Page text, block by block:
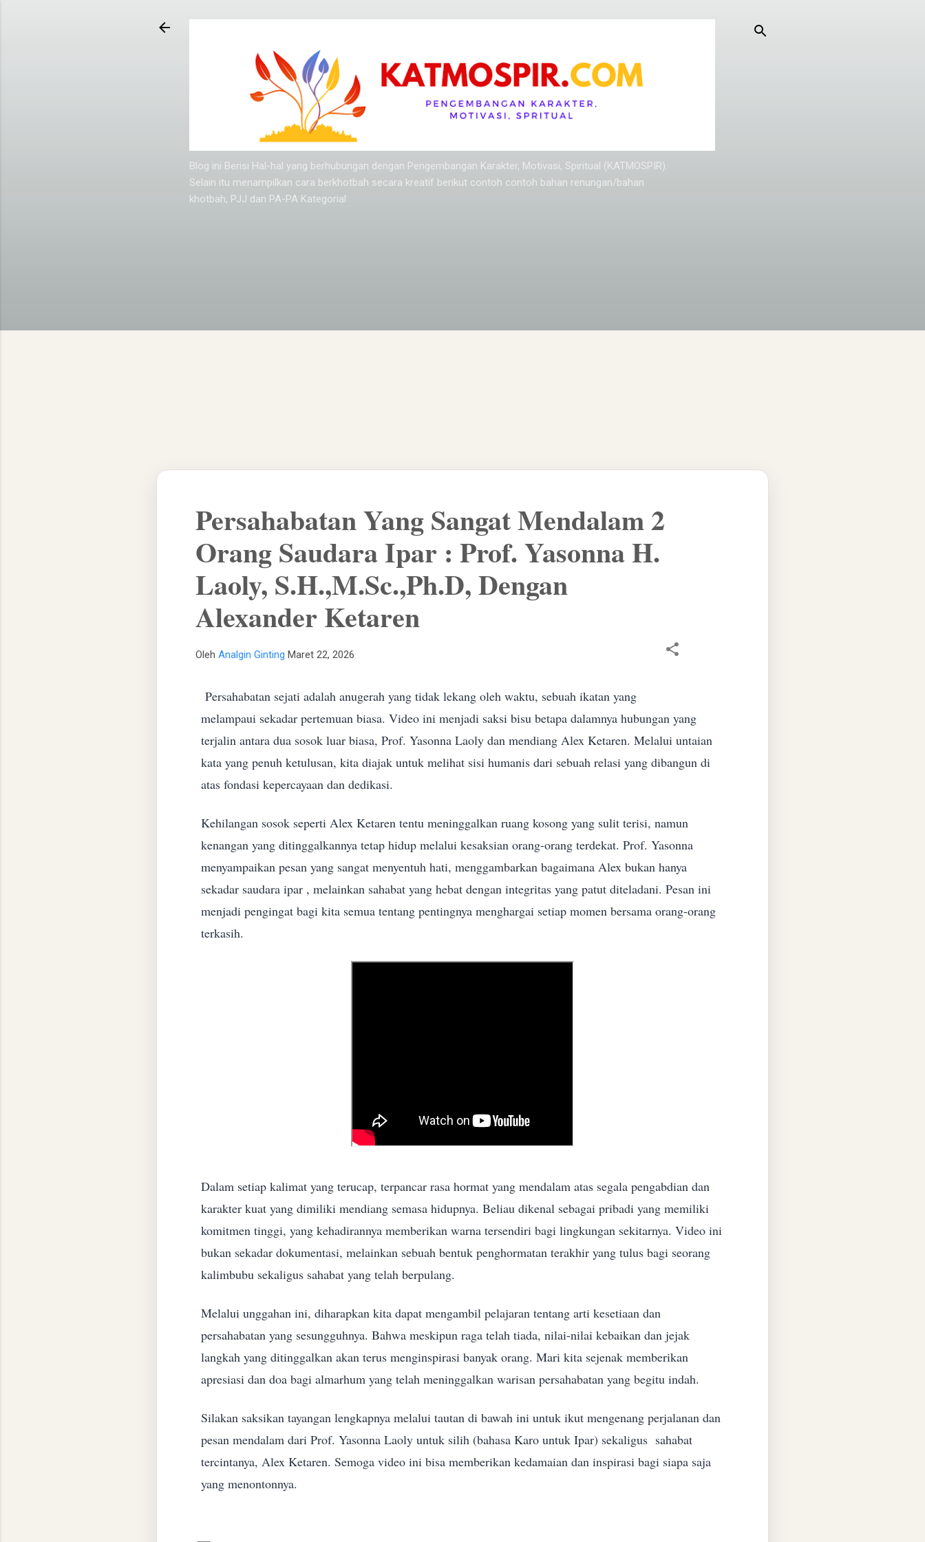
Langsung ke konten utama
Blog ini Berisi Hal-hal yang berhubungan dengan Pengembangan Karakter, Motivasi, Spiritual (KATMOSPIR).
Selain itu menampilkan cara berkhotbah secara kreatif berikut contoh contoh bahan renungan/bahan
khotbah, PJJ dan PA-PA Kategorial
Persahabatan Yang Sangat Mendalam 2
Orang Saudara Ipar : Prof. Yasonna H.
Laoly, S.H.,M.Sc.,Ph.D, Dengan
Alexander Ketaren
Oleh Analgin Ginting Maret 22, 2026
Persahabatan sejati adalah anugerah yang tidak lekang oleh waktu, sebuah ikatan yang
melampaui sekadar pertemuan biasa. Video ini menjadi saksi bisu betapa dalamnya hubungan yang
terjalin antara dua sosok luar biasa, Prof. Yasonna Laoly dan mendiang Alex Ketaren. Melalui untaian
kata yang penuh ketulusan, kita diajak untuk melihat sisi humanis dari sebuah relasi yang dibangun di
atas fondasi kepercayaan dan dedikasi.
​Kehilangan sosok seperti Alex Ketaren tentu meninggalkan ruang kosong yang sulit terisi, namun
kenangan yang ditinggalkannya tetap hidup melalui kesaksian orang-orang terdekat. Prof. Yasonna
menyampaikan pesan yang sangat menyentuh hati, menggambarkan bagaimana Alex bukan hanya
sekadar saudara ipar , melainkan sahabat yang hebat dengan integritas yang patut diteladani. Pesan ini
menjadi pengingat bagi kita semua tentang pentingnya menghargai setiap momen bersama orang-orang
terkasih.
​Dalam setiap kalimat yang terucap, terpancar rasa hormat yang mendalam atas segala pengabdian dan
karakter kuat yang dimiliki mendiang semasa hidupnya. Beliau dikenal sebagai pribadi yang memiliki
komitmen tinggi, yang kehadirannya memberikan warna tersendiri bagi lingkungan sekitarnya. Video ini
bukan sekadar dokumentasi, melainkan sebuah bentuk penghormatan terakhir yang tulus bagi seorang
kalimbubu sekaligus sahabat yang telah berpulang.
​Melalui unggahan ini, diharapkan kita dapat mengambil pelajaran tentang arti kesetiaan dan
persahabatan yang sesungguhnya. Bahwa meskipun raga telah tiada, nilai-nilai kebaikan dan jejak
langkah yang ditinggalkan akan terus menginspirasi banyak orang. Mari kita sejenak memberikan
apresiasi dan doa bagi almarhum yang telah meninggalkan warisan persahabatan yang begitu indah.
​Silakan saksikan tayangan lengkapnya melalui tautan di bawah ini untuk ikut mengenang perjalanan dan
pesan mendalam dari Prof. Yasonna Laoly untuk silih (bahasa Karo untuk Ipar) sekaligus sahabat
tercintanya, Alex Ketaren. Semoga video ini bisa memberikan kedamaian dan inspirasi bagi siapa saja
yang menontonnya.